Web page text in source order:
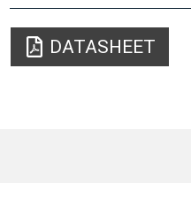
DATASHEET